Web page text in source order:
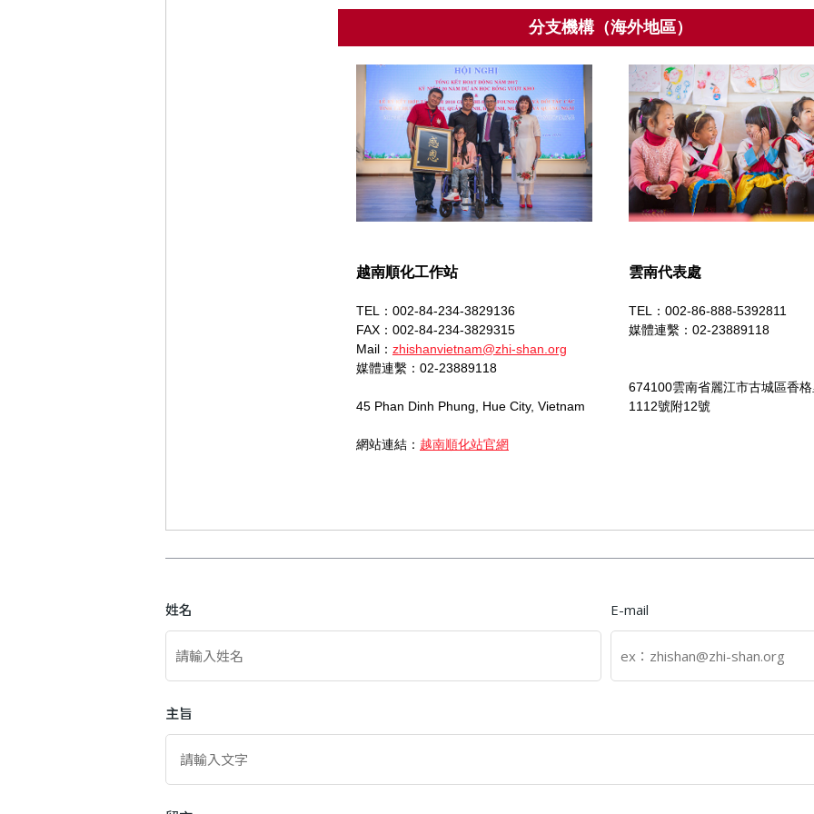
分支機構（海外地區）
越南順化工作站
TEL：002-84-234-3829136
FAX：002-84-234-3829315
Mail： zhishanvietnam@zhi-shan.org
媒體連繫： 02-23889118
45 Phan Dinh Phung, Hue City, Vietnam
網站連結： 越南順化站官網
雲南代表處
TEL：002-86-888-5392811
媒體連繫： 02-23889118
674100雲南省麗江市古城區香
1112號附12號
姓名 E-mail
主旨